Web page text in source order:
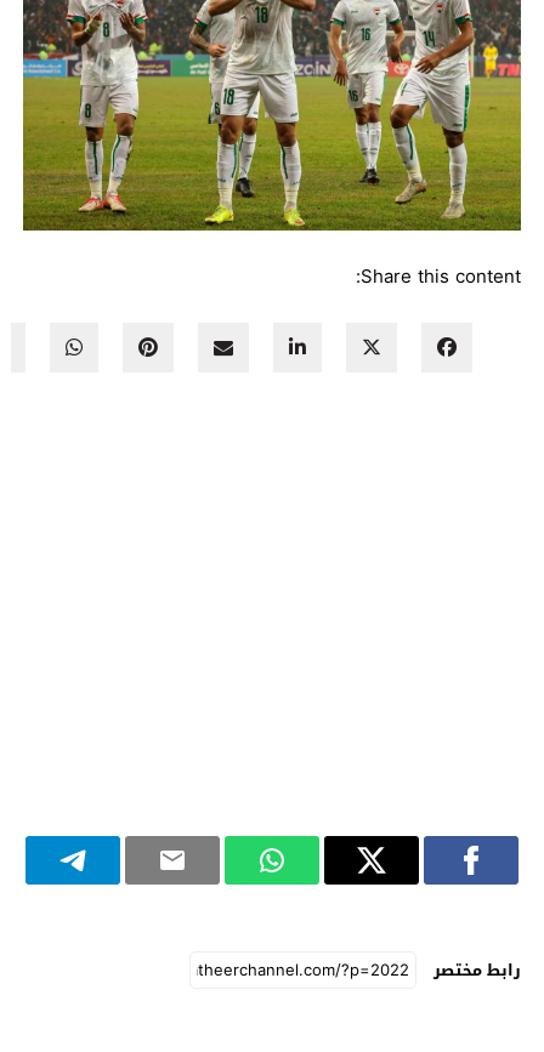
Share this content:
رابط مختصر